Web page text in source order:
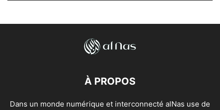
À PROPOS
Dans un monde numérique et interconnecté alNas use de